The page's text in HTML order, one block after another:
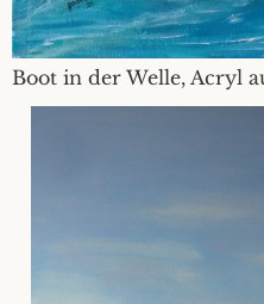
Boot in der Welle, Acryl